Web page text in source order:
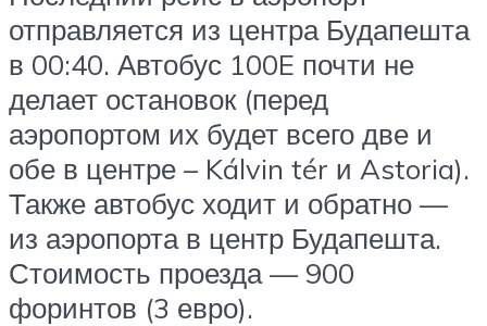
отправляется из центра Будапешта
в 00:40. Автобус 100E почти не
делает остановок (перед
аэропортом их будет всего две и
обе в центре – Kálvin tér и Astoria).
Также автобус ходит и обратно —
из аэропорта в центр Будапешта.
Стоимость проезда — 900
форинтов (3 евро).